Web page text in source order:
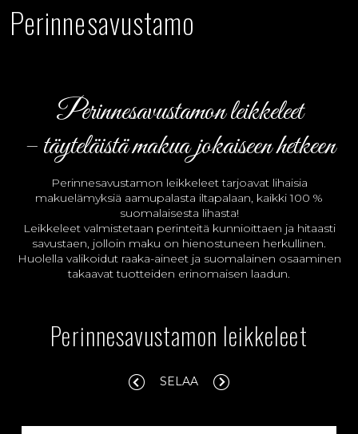
Perinnesavustamo
Perinnesavustamon leikkeleet
– täyteläistä makua jokaiseen hetkeen
Perinnesavustamon leikkeleet tarjoavat lihaisia
makuelämyksiä aamupalasta iltapalaan, kaikki 100 %
suomalaisesta lihasta!
Leikkeleet valmistetaan perinteitä kunnioittaen ja hitaasti
savustaen, jolloin maku on hienostuneen herkullinen.
Huolella valikoidut raaka-aineet ja suomalainen osaaminen
takaavat tuotteiden erinomaisen laadun.
Perinnesavustamon leikkeleet
SELAA